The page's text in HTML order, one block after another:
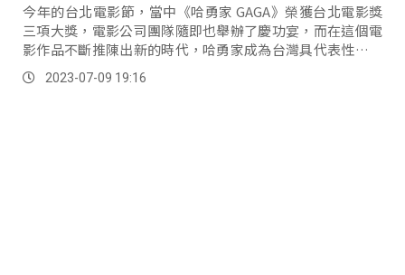
今年的台北電影節，當中《哈勇家 GAGA》榮獲台北電影獎
三項大獎，電影公司團隊隨即也舉辦了慶功宴，而在這個電
影作品不斷推陳出新的時代，哈勇家成為台灣具代表性的原
住民電影，細膩呈現家族的聚密情感，以象徵泰雅族文化對
於家的意涵，樸實卻又不平凡的故事，透過電影讓大家認
2023-07-09 19:16